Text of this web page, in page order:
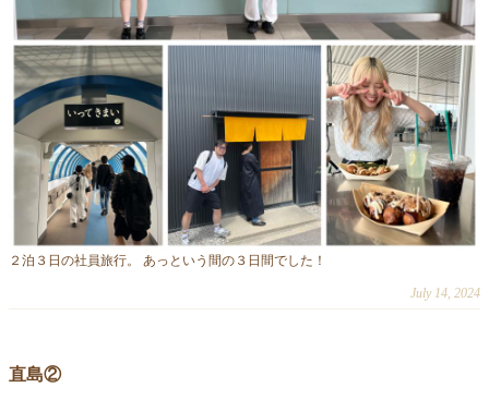
２泊３日の社員旅行。 あっという間の３日間でした！
July 14, 2024
直島②